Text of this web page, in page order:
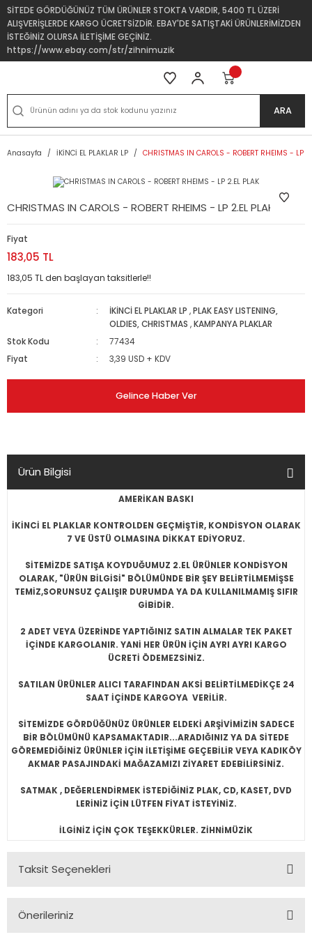
SİTEDE GÖRDÜĞÜNÜZ TÜM ÜRÜNLER STOKTA VARDIR, 5400 TL ÜZERİ
ALIŞVERİŞLERDE KARGO ÜCRETSİZDİR. EBAY'DE SATIŞTAKİ ÜRÜNLERİMİZDEN
İSTEĞİNİZ OLURSA İLETİŞİME GEÇİNİZ.
https://www.ebay.com/str/zihnimuzik
ARA
Anasayfa İKİNCİ EL PLAKLAR LP CHRISTMAS IN CAROLS - ROBERT RHEIMS - LP
CHRISTMAS IN CAROLS - ROBERT RHEIMS - LP 2.EL PLAK
Fiyat
183,05 TL
183,05 TL den başlayan taksitlerle!!
Kategori İKİNCİ EL PLAKLAR LP ,PLAK EASY LISTENING,
OLDIES, CHRISTMAS ,KAMPANYA PLAKLAR
Stok Kodu
77434
Fiyat
3,39 USD + KDV
Gelince Haber Ver
Ürün Bilgisi
AMERİKAN BASKI
İKİNCİ EL PLAKLAR KONTROLDEN GEÇMİŞTİR, KONDİSYON OLARAK
7 VE ÜSTÜ OLMASINA DİKKAT EDİYORUZ.
SİTEMİZDE SATIŞA KOYDUĞUMUZ 2.EL ÜRÜNLER KONDİSYON
OLARAK, "ÜRÜN BİLGİSİ" BÖLÜMÜNDE BİR ŞEY BELİRTİLMEMİŞSE
TEMİZ,SORUNSUZ ÇALIŞIR DURUMDA YA DA KULLANILMAMIŞ SIFIR
GİBİDİR.
2 ADET VEYA ÜZERİNDE YAPTIĞINIZ SATIN ALMALAR TEK PAKET
İÇİNDE KARGOLANIR. YANİ HER ÜRÜN İÇİN AYRI AYRI KARGO
ÜCRETİ ÖDEMEZSİNİZ.
SATILAN ÜRÜNLER ALICI TARAFINDAN AKSİ BELİRTİLMEDİKÇE 24
SAAT İÇİNDE KARGOYA VERİLİR.
SİTEMİZDE GÖRDÜĞÜNÜZ ÜRÜNLER ELDEKİ ARŞİVİMİZİN SADECE
BİR BÖLÜMÜNÜ KAPSAMAKTADIR...ARADIĞINIZ YA DA SİTEDE
GÖREMEDİĞİNİZ ÜRÜNLER İÇİN İLETİŞİME GEÇEBİLİR VEYA KADIKÖY
AKMAR PASAJINDAKİ MAĞAZAMIZI ZİYARET EDEBİLİRSİNİZ.
SATMAK , DEĞERLENDİRMEK İSTEDİĞİNİZ PLAK, CD, KASET, DVD
LERİNİZ İÇİN LÜTFEN FİYAT İSTEYİNİZ.
İLGİNİZ İÇİN ÇOK TEŞEKKÜRLER. ZİHNİMÜZİK
Taksit Seçenekleri
Önerileriniz